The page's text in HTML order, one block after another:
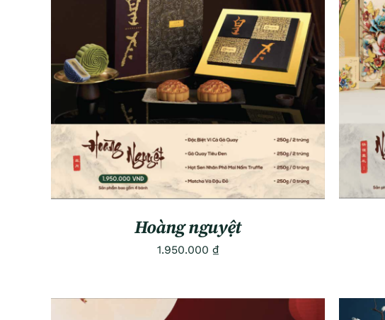
ADD TO CART QUICK VIEW
Hoàng nguyệt
1.950.000 ₫